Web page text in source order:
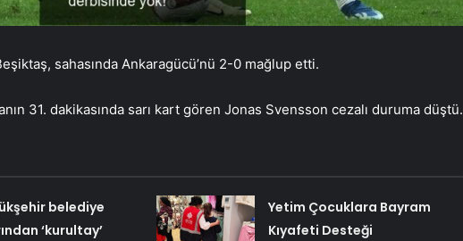
sahasında Ankaragücü’nü 2-0 mağlup etti.
31. dakikasında sarı kart gören Jonas Svensson cezalı duruma düştü.
belediye
‘kurultay’
Yetim Çocuklara Bayram
Kıyafeti Desteği